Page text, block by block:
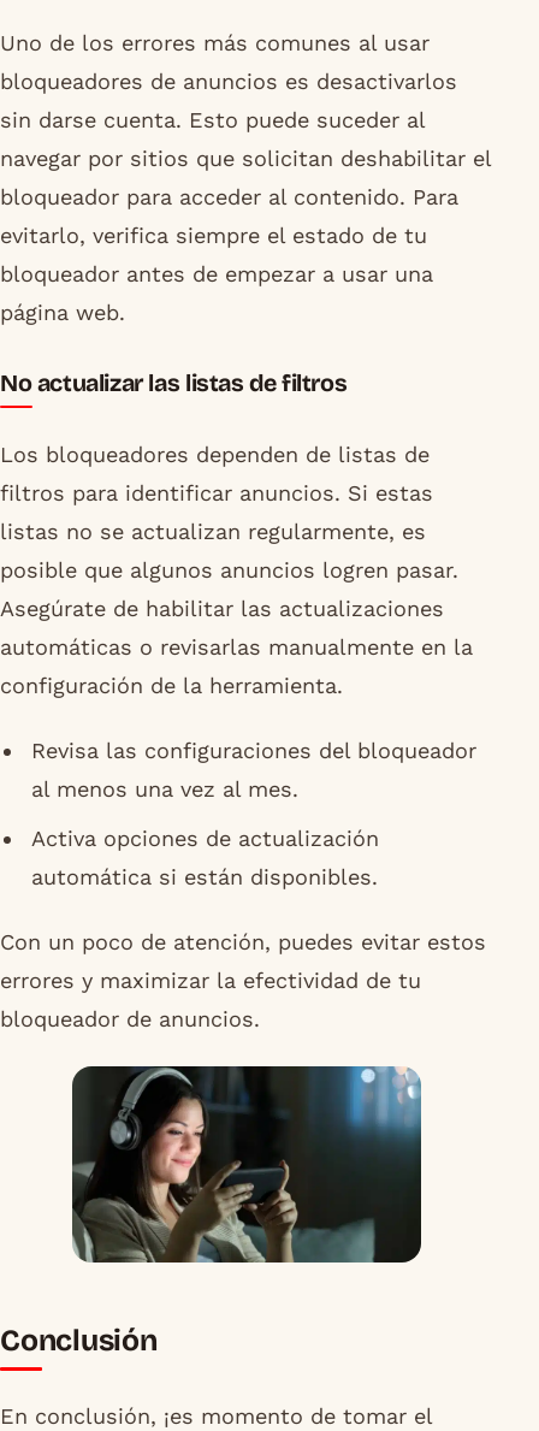
Uno de los errores más comunes al usar
bloqueadores de anuncios es desactivarlos
sin darse cuenta. Esto puede suceder al
navegar por sitios que solicitan deshabilitar el
bloqueador para acceder al contenido. Para
evitarlo, verifica siempre el estado de tu
bloqueador antes de empezar a usar una
página web.
No actualizar las listas de filtros
Los bloqueadores dependen de listas de
filtros para identificar anuncios. Si estas
listas no se actualizan regularmente, es
posible que algunos anuncios logren pasar.
Asegúrate de habilitar las actualizaciones
automáticas o revisarlas manualmente en la
configuración de la herramienta.
Revisa las configuraciones del bloqueador
al menos una vez al mes.
Activa opciones de actualización
automática si están disponibles.
Con un poco de atención, puedes evitar estos
errores y maximizar la efectividad de tu
bloqueador de anuncios.
Conclusión
En conclusión, ¡es momento de tomar el